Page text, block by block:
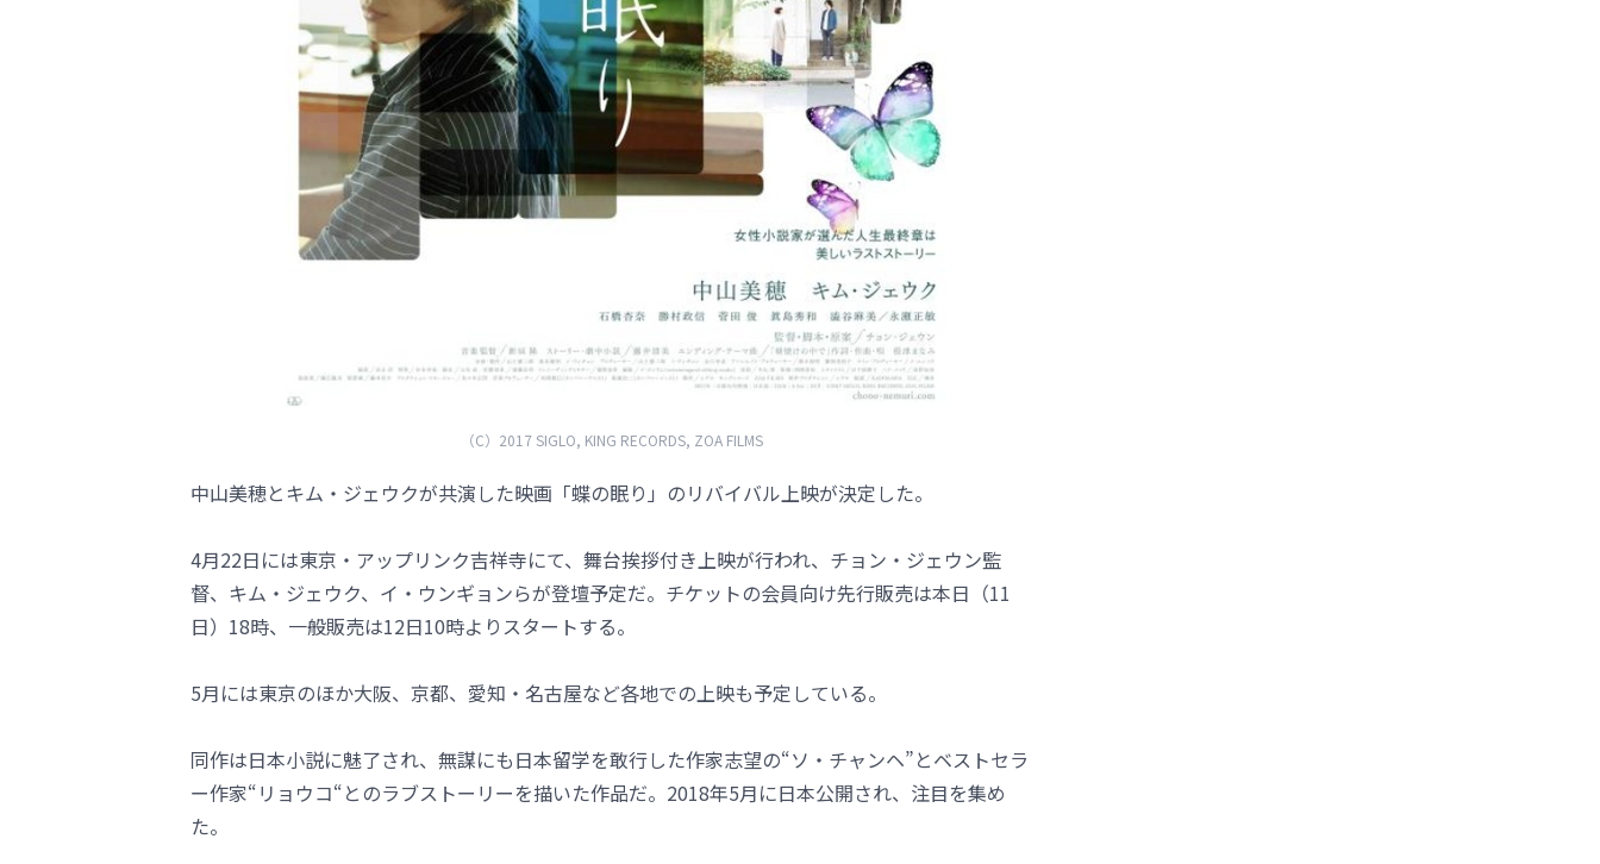
（C）2017 SIGLO, KING RECORDS, ZOA FILMS
中山美穂とキム・ジェウクが共演した映画「蝶の眠り」のリバイバル上映が決定した。
4月22日には東京・アップリンク吉祥寺にて、舞台挨拶付き上映が行われ、チョン・ジェウン監
督、キム・ジェウク、イ・ウンギョンらが登壇予定だ。チケットの会員向け先行販売は本日（11
日）18時、一般販売は12日10時よりスタートする。
5月には東京のほか大阪、京都、愛知・名古屋など各地での上映も予定している。
同作は日本小説に魅了され、無謀にも日本留学を敢行した作家志望の“ソ・チャンヘ”とベストセラ
ー作家“リョウコ“とのラブストーリーを描いた作品だ。2018年5月に日本公開され、注目を集め
た。